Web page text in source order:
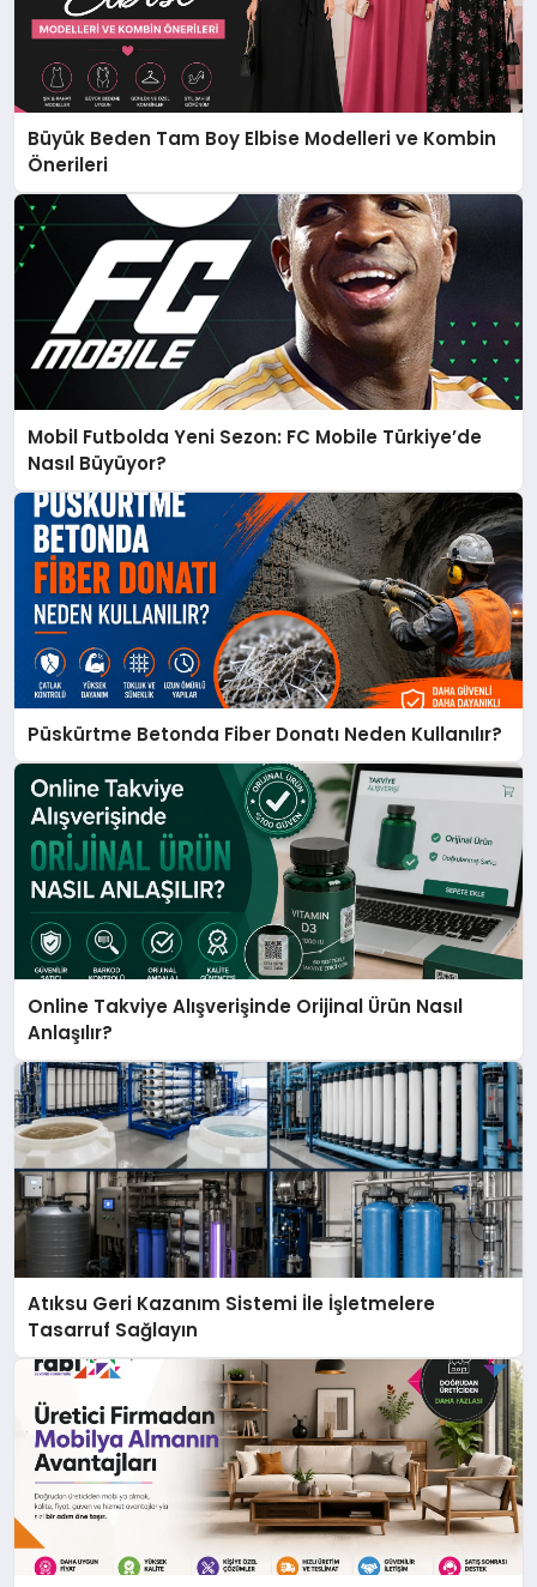
Büyük Beden Tam Boy Elbise Modelleri ve Kombin
Önerileri
Mobil Futbolda Yeni Sezon: FC Mobile Türkiye’de
Nasıl Büyüyor?
Püskürtme Betonda Fiber Donatı Neden Kullanılır?
Online Takviye Alışverişinde Orijinal Ürün Nasıl
Anlaşılır?
Atıksu Geri Kazanım Sistemi İle İşletmelere
Tasarruf Sağlayın